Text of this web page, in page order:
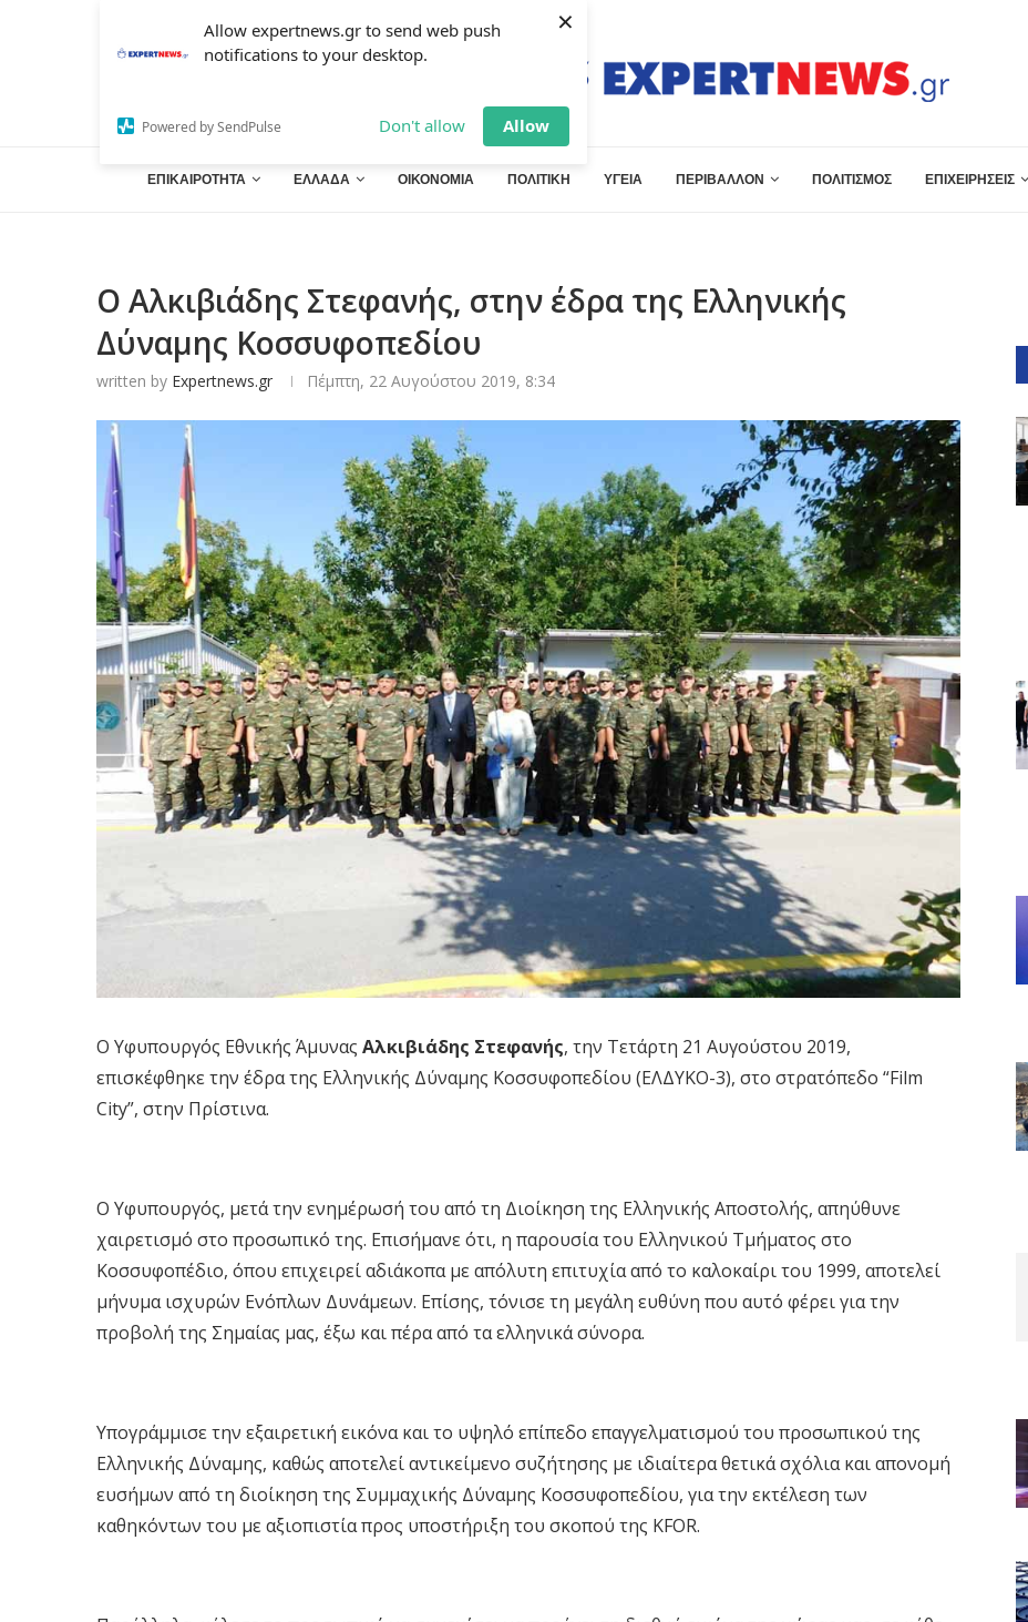
Allow expertnews.gr to send web push
notifications to your desktop.
Powered by SendPulse Don't allow Allow
×
ΕΠΙΚΑΙΡΟΤΗΤΑ ΕΛΛΑΔΑ ΟΙΚΟΝΟΜΙΑ ΠΟΛΙΤΙΚΗ ΥΓΕΙΑ ΠΕΡΙΒΑΛΛΟΝ ΠΟΛΙΤΙΣΜΟΣ ΕΠΙΧΕΙΡΗΣΕΙΣ
Ο Αλκιβιάδης Στεφανής, στην έδρα της Ελληνικής
Δύναμης Κοσσυφοπεδίου
written by Expertnews.gr Πέμπτη, 22 Αυγούστου 2019, 8:34
Ο Υφυπουργός Εθνικής Άμυνας Αλκιβιάδης Στεφανής, την Τετάρτη 21 Αυγούστου 2019,
επισκέφθηκε την έδρα της Ελληνικής Δύναμης Κοσσυφοπεδίου (ΕΛΔΥΚΟ-3), στο στρατόπεδο “Film
City”, στην Πρίστινα.
Ο Υφυπουργός, μετά την ενημέρωσή του από τη Διοίκηση της Ελληνικής Αποστολής, απηύθυνε
χαιρετισμό στο προσωπικό της. Επισήμανε ότι, η παρουσία του Ελληνικού Τμήματος στο
Κοσσυφοπέδιο, όπου επιχειρεί αδιάκοπα με απόλυτη επιτυχία από το καλοκαίρι του 1999, αποτελεί
μήνυμα ισχυρών Ενόπλων Δυνάμεων. Επίσης, τόνισε τη μεγάλη ευθύνη που αυτό φέρει για την
προβολή της Σημαίας μας, έξω και πέρα από τα ελληνικά σύνορα.
Υπογράμμισε την εξαιρετική εικόνα και το υψηλό επίπεδο επαγγελματισμού του προσωπικού της
Ελληνικής Δύναμης, καθώς αποτελεί αντικείμενο συζήτησης με ιδιαίτερα θετικά σχόλια και απονομή
ευσήμων από τη διοίκηση της Συμμαχικής Δύναμης Κοσσυφοπεδίου, για την εκτέλεση των
καθηκόντων του με αξιοπιστία προς υποστήριξη του σκοπού της KFOR.